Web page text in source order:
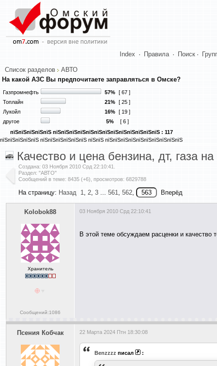
Index · Правила · Поиск ·
Список разделов
АВТО
На какой АЗС Вы предпочитаете заправляться в Омске?
Газпромнефть 57% [ 67 ]
Топлайн
21% [ 25 ]
Лукойл
16% [ 19 ]
другое
5%
[ 6 ]
пїЅпїЅпїЅпїЅпїЅ пїЅпїЅпїЅпїЅпїЅпїЅпїЅпїЅпїЅпїЅпїЅпїЅпїЅ : 117
пїЅпїЅпїЅпїЅпїЅ пїЅпїЅпїЅпїЅпїЅпїЅ пїЅпїЅ пїЅпїЅпїЅпїЅпїЅпїЅпїЅпїЅпїЅпїЅ
Качество и цена бензина, дт, газа
Создана: 03 Ноября 2010 Срд 22:10:41
Раздел: "АВТО"
Сообщений в теме: 8435 (+6), просмотров: 6829788
На страницу: Назад 1, 2, 3 ... 561, 562, Вперёд
Kolobok88
Хранитель
Сообщений:1086
03 Ноября 2010 Срд 22:10:41
В этой теме обсуждаем расценки и качество
Псения Кобчак 22 Марта 2024 Птн 18:30:08
Benzzzz писал :